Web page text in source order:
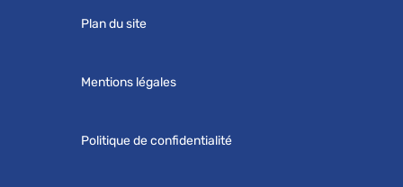
Plan du site
Mentions légales
Politique de confidentialité